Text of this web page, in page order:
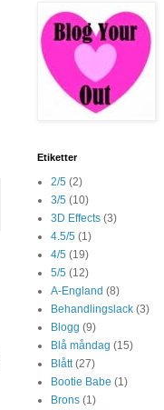
Etiketter
2/5 (2)
3/5 (10)
3D Effects (3)
4.5/5 (1)
4/5 (19)
5/5 (12)
A-England (8)
Behandlingslack (3)
Blogg (9)
Blå måndag (15)
Blått (27)
Bootie Babe (1)
Brons (1)